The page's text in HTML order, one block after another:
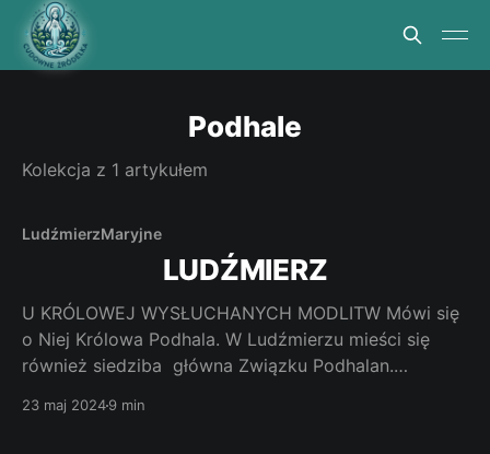
Podhale
Kolekcja z 1 artykułem
LudźmierzMaryjne
LUDŹMIERZ
U KRÓLOWEJ WYSŁUCHANYCH MODLITW Mówi się
o Niej Królowa Podhala. W Ludźmierzu mieści się
również siedziba główna Związku Podhalan.
źródełka. Jak dotrzeć. Z Krakowa odległość do
23 maj 20249 min